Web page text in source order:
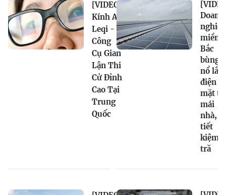
[VIDEO]
Kính AI
Leqi -
Công
Cụ Gian
Lận Thi
Cử Đỉnh
Cao Tại
Trung
Quốc
Doanh
nghiệp
miền
Bắc
bùng
nổ lắp
điện
mặt
mái
nhà,
tiết
kiệm
tră